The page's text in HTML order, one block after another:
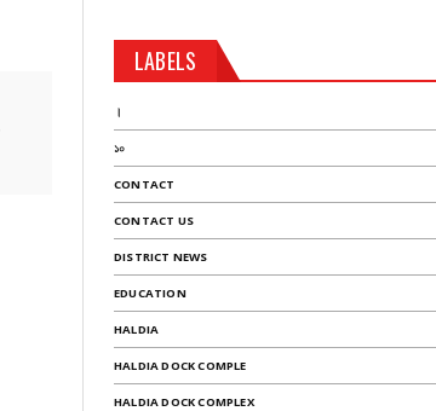
LABELS
।
১০
CONTACT
CONTACT US
DISTRICT NEWS
EDUCATION
HALDIA
HALDIA DOCK COMPLE
HALDIA DOCK COMPLEX